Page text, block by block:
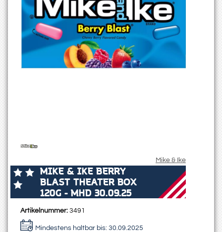
Mike & Ike
MIKE & IKE BERRY
BLAST THEATER BOX
120G - MHD 30.09.25
Artikelnummer: 3491
Mindestens haltbar bis: 30.09.2025